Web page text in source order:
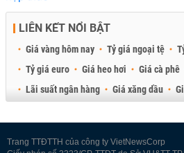
LIÊN KẾT NỔI BẬT
Giá vàng hôm nay Tỷ giá ngoại tệ
Tỷ giá euro
Giá heo hơi Giá cà phê
Lãi suất ngân hàng
Giá xăng dầu
Trang TTĐTTH của công ty VietNewsCorp